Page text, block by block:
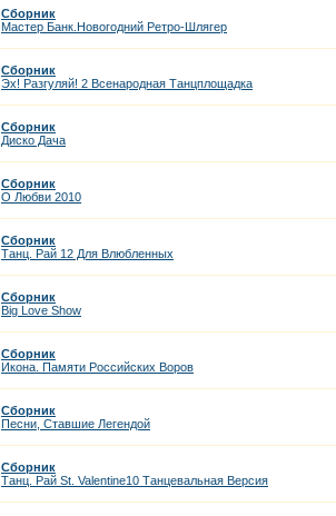
Сборник
Мастер Банк.Новогодний Ретро-Шлягер
Сборник
Эх! Разгуляй! 2 Всенародная Танцплощадка
Сборник
Диско Дача
Сборник
О Любви 2010
Сборник
Танц. Рай 12 Для Влюбленных
Сборник
Big Love Show
Сборник
Икона. Памяти Российских Воров
Сборник
Песни, Ставшие Легендой
Сборник
Танц. Рай St. Valentine10 Танцевальная Версия